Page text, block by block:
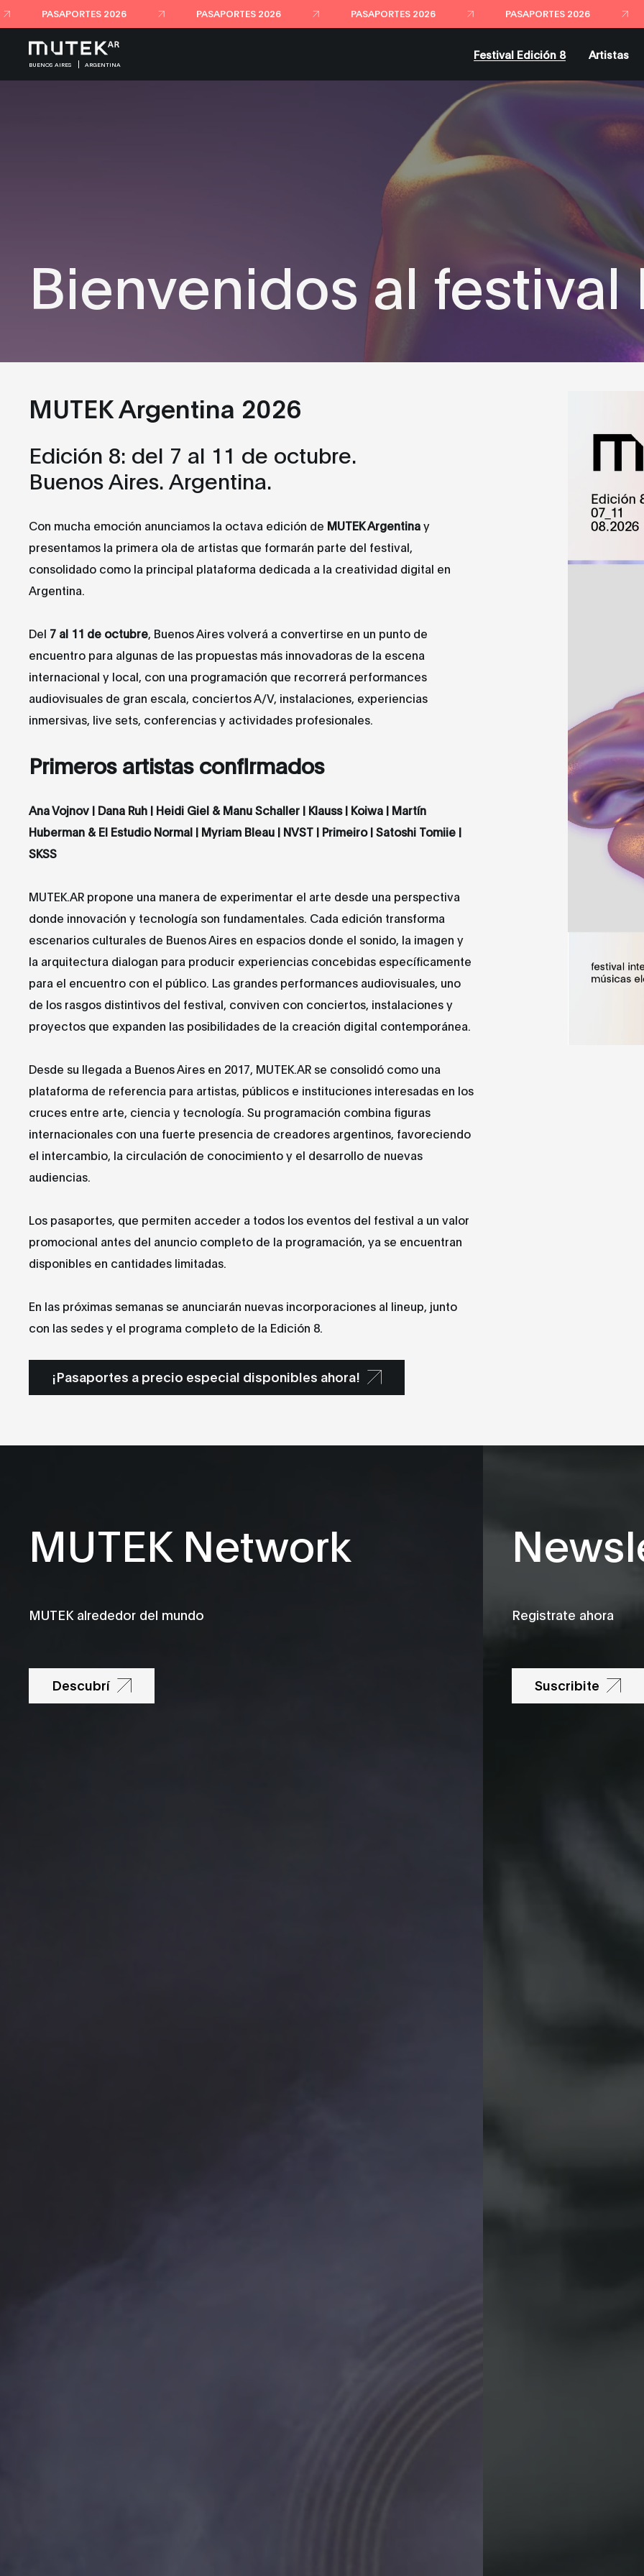
PASAPORTES 2026 PASAPORTES 2026 PASAPORTES 2026 PASAPORTES 2026
BUENOS AIRES ARGENTINA
Festival Edición 8 Artistas
Bienvenidos al festival
MUTEK Argentina 2026
Edición 8: del 7 al 11 de octubre.
Buenos Aires. Argentina.
Con mucha emoción anunciamos la octava edición de MUTEK Argentinay
presentamos la primera ola de artistas que formarán parte del festival,
consolidado como la principal plataforma dedicada a la creatividad digital en
Argentina.
Del 7 al 11 de octubre , Buenos Aires volverá a convertirse en un punto de
encuentro para algunas de las propuestas más innovadoras de la escena
internacional y local, con una programación que recorrerá performances
audiovisuales de gran escala, conciertos A/V, instalaciones, experiencias
inmersivas, live sets, conferencias y actividades profesionales.
Primeros artistas confirmados
Ana Vojnov | Dana Ruh | Heidi Giel & Manu Schaller | Klauss | Koiwa | Martín
Huberman & El Estudio Normal | Myriam Bleau | NVST | Primeiro| Satoshi Tomiie |
SKSS
MUTEK.AR propone una manera de experimentar el arte desde una perspectiva
donde innovación y tecnología son fundamentales. Cada edición transforma
escenarios culturales de Buenos Aires en espacios donde el sonido, la imagen y
la arquitectura dialogan para producir experiencias concebidas específicamente
para el encuentro con el público. Las grandes performances audiovisuales, uno
de los rasgos distintivos del festival, conviven con conciertos, instalaciones y
proyectos que expanden las posibilidades de la creación digital contemporánea.
Desde su llegada a Buenos Aires en 2017, MUTEK.AR se consolidó como una
plataforma de referencia para artistas, públicos e instituciones interesadas en los
cruces entre arte, ciencia y tecnología. Su programación combina figuras
internacionales con una fuerte presencia de creadores argentinos, favoreciendo
el intercambio, la circulación de conocimiento y el desarrollo de nuevas
audiencias.
Los pasaportes, que permiten acceder a todos los eventos del festival a un valor
promocional antes del anuncio completo de la programación, ya se encuentran
disponibles en cantidades limitadas.
En las próximas semanas se anunciarán nuevas incorporaciones al lineup, junto
con las sedes y el programa completo de la Edición 8.
¡Pasaportes a precio especial disponibles ahora!
MUTEK Network
MUTEK alrededor del mundo
Descubrí
Registrate ahora
Suscribite